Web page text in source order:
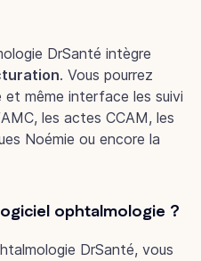
DrSanté intègre
. Vous pourrez
et même interface les suivi
les actes CCAM, les
Noémie ou encore la
ophtalmologie ?
DrSanté, vous